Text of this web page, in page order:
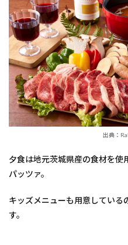
出典：
夕食は地元茨城県産の食材を使
パッツァ。
キッズメニューも用意している
す。